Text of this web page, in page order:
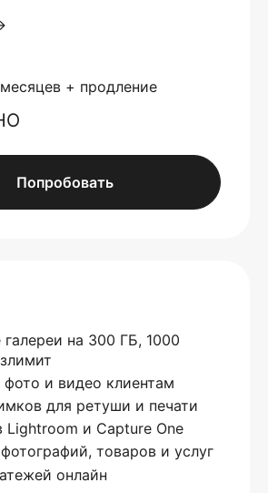
+ продление
Попробовать
на 300 ГБ, 1000
фото и видео клиентам
для ретуши и печати
Lightroom и Capture One
товаров и услуг
онлайн